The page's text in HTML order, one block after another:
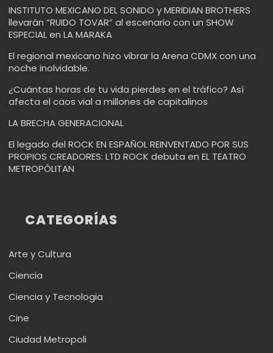
INSTITUTO MEXICANO DEL SONIDO y MERIDIAN BROTHERS
llevarán “RUIDO TOVAR” al escenario con un SHOW
ESPECIAL en LA MARAKA
El regional mexicano hizo vibrar la Arena CDMX con una
noche inolvidable.
¿Cuántas horas de tu vida pierdes en el tráfico? Así
afecta el caos vial a millones de capitalinos
LA BRECHA GENERACIONAL
El legado del ROCK EN ESPAÑOL REINVENTADO POR SUS
PROPIOS CREADORES: LTD ROCK debuta en EL TEATRO
METROPÓLITAN
CATEGORÍAS
Arte y Cultura
Ciencia
Ciencia y Tecnologia
Cine
Ciudad Metropoli